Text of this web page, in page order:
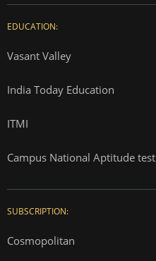
EDUCATION:
Vasant Valley
India Today Education
ITMI
Campus National Aptitude test
SUBSCRIPTION:
Cosmopolitan